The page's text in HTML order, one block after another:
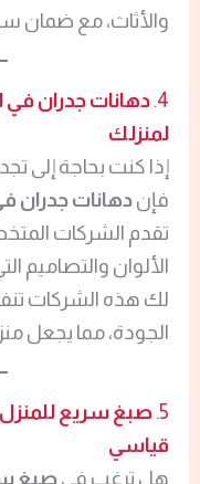
والأثاث، مع ضمان
4. دهانات جدران
لمنزلك
إذا كنت بحاجة إلى
فإندهانات جدران
تقدم الشركات
الألوان والتصاميم
لك هذه الشركات
الجودة، مما يجعل
5. صبغ سريع
قياسي
هل ترغب فيصبغ